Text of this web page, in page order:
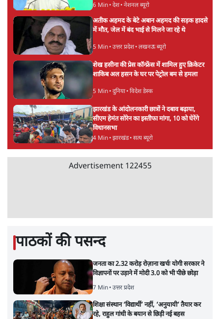
6 Min• देश• नेशनल ब्यूरो
अतीक अहमद के बेटे अबान अहमद की सड़क हादसे
में मौत, जेल में बंद भाई से मिलने जा रहे थे
5 Min• उत्तर प्रदेश• लखनऊ ब्यूरो
शेख हसीना की प्रेस कॉन्फ्रेंस में शामिल हुए क्रिकेटर
शाकिब अल हसन के घर पर पेट्रोल बम से हमला
5 Min• दुनिया• विदेश डेस्क
झारखंड के आंदोलनकारी छात्रों ने दबाव बढ़ाया,
सीएम हेमंत सोरेन का इस्तीफा मांगा, 10 को घेरेंगे
विधानसभा
4 Min• झारखंड• सत्य ब्यूरो
Advertisement 122455
पाठकों की पसन्द
जनता का 2.32 करोड़ रोज़ाना खर्चः योगी सरकार ने
विज्ञापनों पर उड़ाने में मोदी 3.0 को भी पीछे छोड़ा
7 Min• उत्तर प्रदेश
शिक्षा संस्थान ‘विद्यार्थी’ नहीं, ‘अनुयायी’ तैयार कर
रहे, राहुल गांधी के बयान से छिड़ी नई बहस